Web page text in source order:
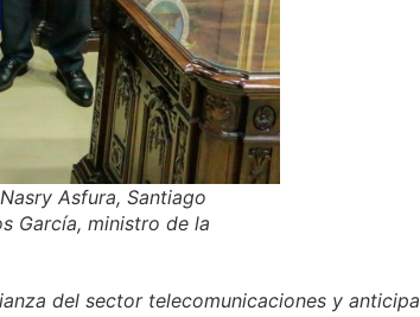
Asfura, Santiago
García, ministro de la
del sector telecomunicaciones y anticipa